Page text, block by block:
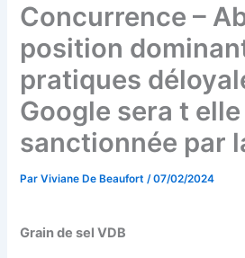
Concurrence –
position
pratiques
Google sera t elle
sanctionnée par
ParViviane De Beaufort/07/02/2024
Grain de sel VDB